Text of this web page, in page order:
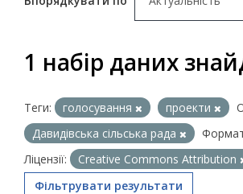
1 набір даних
Теги: голосування проекти
Давидівська сільська рада
Ліцензії:
Creative Commons Attribution
Фільтрувати результати